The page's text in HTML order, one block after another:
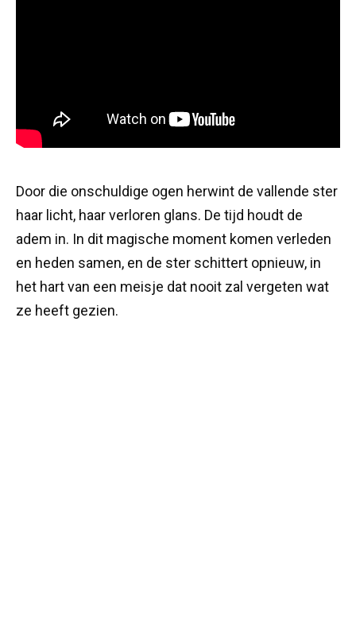
Door die onschuldige ogen herwint de vallende ster
haar licht, haar verloren glans. De tijd houdt de
adem in. In dit magische moment komen verleden
en heden samen, en de ster schittert opnieuw, in
het hart van een meisje dat nooit zal vergeten wat
ze heeft gezien.